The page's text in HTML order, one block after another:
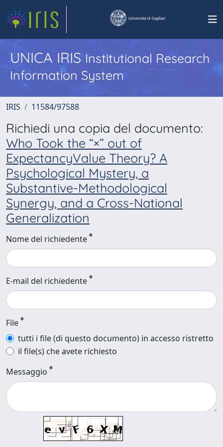
UNICA IRISInstitutional Research
Information System
IRIS 11584/97588
Richiedi una copia del documento:
Who Took the “×” out of
ExpectancyValue Theory? A
Psychological Mystery, a
Substantive-Methodological
Synergy, and a Cross-National
Generalization
Nome del richiedente
E-mail del richiedente
File
tutti i file (di questo documento) in accesso ristretto
il file(s) che avete richiesto
Messaggio